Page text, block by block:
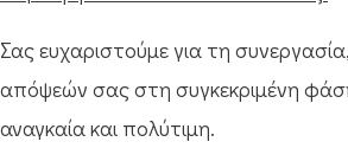
Σας ευχαριστούμε για τη
απόψεών σας στη συγκεκριμένη
αναγκαία και πολύτιμη.